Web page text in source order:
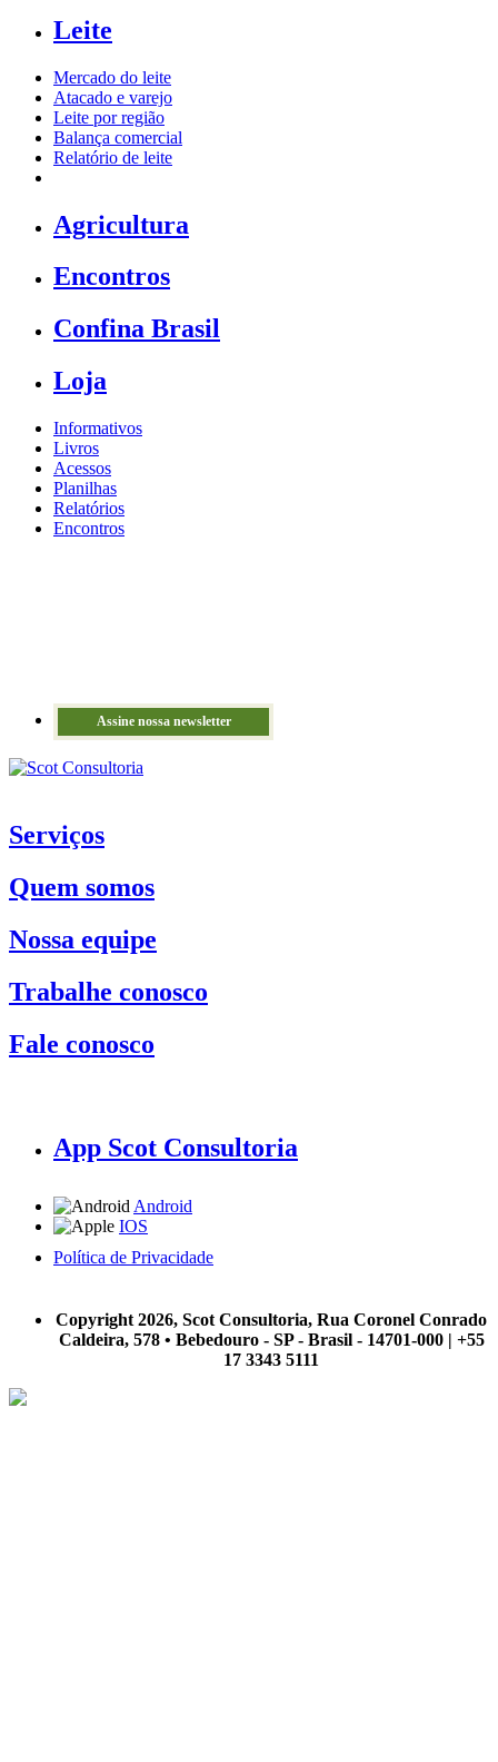
Leite
Mercado do leite
Atacado e varejo
Leite por região
Balança comercial
Relatório de leite
Agricultura
Encontros
Confina Brasil
Loja
Informativos
Livros
Acessos
Planilhas
Relatórios
Encontros
Assine nossa newsletter
Serviços
Quem somos
Nossa equipe
Trabalhe conosco
Fale conosco
App Scot Consultoria
Android
IOS
Política de Privacidade
Copyright 2026, Scot Consultoria, Rua Coronel Conrado
Caldeira, 578 • Bebedouro - SP - Brasil - 14701-000 | +55
17 3343 5111